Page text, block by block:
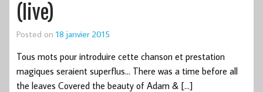
(live)
Posted on 18 janvier 2015
Tous mots pour introduire cette chanson et prestation
magiques seraient superflus… There was a time before all
the leaves Covered the beauty of Adam & […]